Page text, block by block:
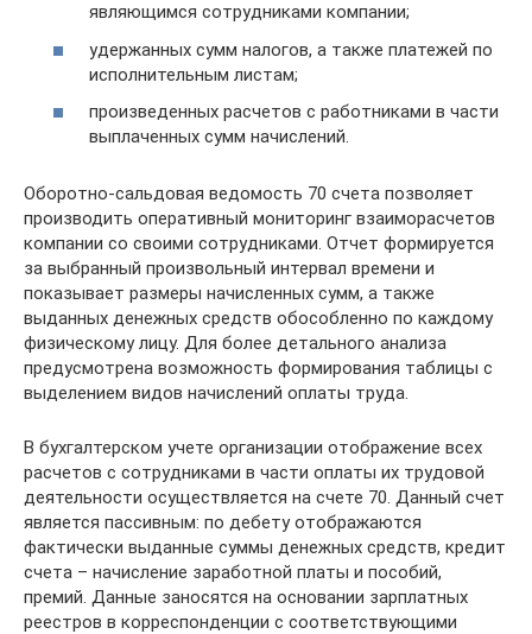
являющимся сотрудниками компании;
удержанных сумм налогов, а также платежей по
исполнительным листам;
произведенных расчетов с работниками в части
выплаченных сумм начислений.
Оборотно-сальдовая ведомость 70 счета позволяет
производить оперативный мониторинг взаиморасчетов
компании со своими сотрудниками. Отчет формируется
за выбранный произвольный интервал времени и
показывает размеры начисленных сумм, а также
выданных денежных средств обособленно по каждому
физическому лицу. Для более детального анализа
предусмотрена возможность формирования таблицы с
выделением видов начислений оплаты труда.
В бухгалтерском учете организации отображение всех
расчетов с сотрудниками в части оплаты их трудовой
деятельности осуществляется на счете 70. Данный счет
является пассивным: по дебету отображаются
фактически выданные суммы денежных средств, кредит
счета – начисление заработной платы и пособий,
премий. Данные заносятся на основании зарплатных
реестров в корреспонденции с соответствующими